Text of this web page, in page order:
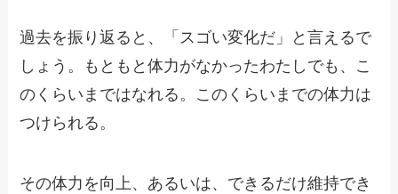
過去を振り返ると、「スゴい変化だ」と言えるで
しょう。もともと体力がなかったわたしでも、こ
のくらいまではなれる。このくらいまでの体力は
つけられる。
その体力を向上、あるいは、できるだけ維持でき